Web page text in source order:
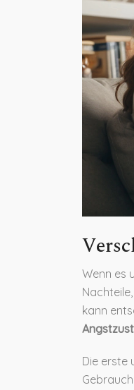
Wenn es
kann
Die erste